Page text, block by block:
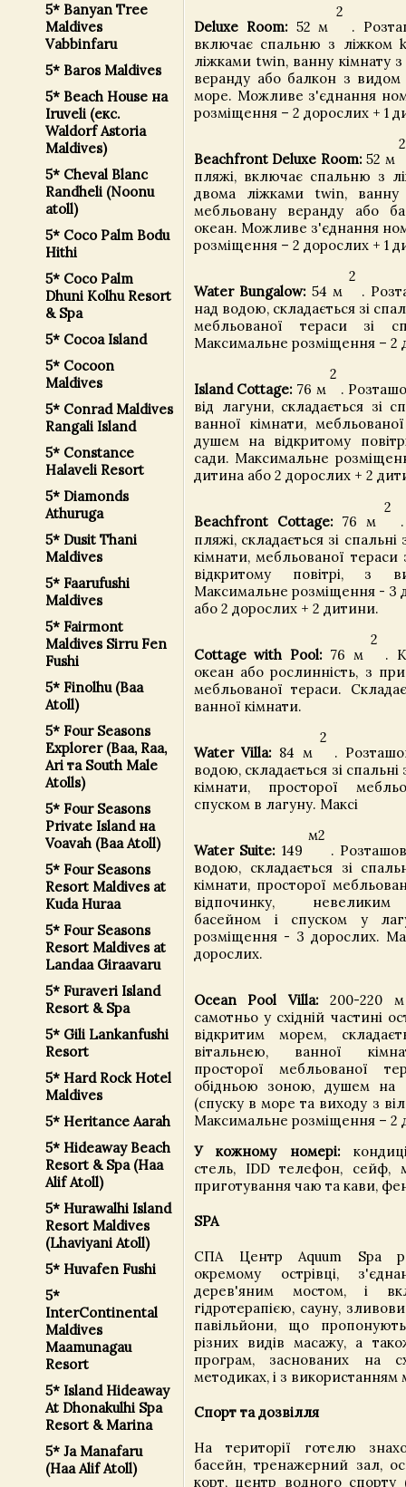
5* Banyan Tree
Maldives
Vabbinfaru
5* Baros Maldives
5* Beach House на
Iruveli (екс.
Waldorf Astoria
Maldives)
5* Cheval Blanc
Randheli (Noonu
atoll)
5* Coco Palm Bodu
Hithi
5* Coco Palm
Dhuni Kolhu Resort
& Spa
5* Cocoa Island
5* Cocoon
Maldives
5* Conrad Maldives
Rangali Island
5* Constance
Halaveli Resort
5* Diamonds
Athuruga
5* Dusit Thani
Maldives
5* Faarufushi
Maldives
5* Fairmont
Maldives Sirru Fen
Fushi
5* Finolhu (Baa
Atoll)
5* Four Seasons
Explorer (Baa, Raa,
Ari та South Male
Atolls)
5* Four Seasons
Private Island на
Voavah (Baa Atoll)
5* Four Seasons
Resort Maldives at
Kuda Huraa
5* Four Seasons
Resort Maldives at
Landaa Giraavaru
5* Furaveri Island
Resort & Spa
5* Gili Lankanfushi
Resort
5* Hard Rock Hotel
Maldives
5* Heritance Aarah
5* Hideaway Beach
Resort & Spa (Haa
Alif Atoll)
5* Hurawalhi Island
Resort Maldives
(Lhaviyani Atoll)
5* Huvafen Fushi
5*
InterContinental
Maldives
Maamunagau
Resort
5* Island Hideaway
At Dhonakulhi Spa
Resort & Marina
5* Ja Manafaru
(Haa Alif Atoll)
Deluxe Room:52 м
2
.
включає спальню з ліжком
ліжками twin, ванну кімнату
веранду або балкон з видом
море. Можливе з'єднання
розміщення – 2 дорослих + 1
Beachfront Deluxe Room:52 м
2
пляжі, включає спальню з
двома ліжками twin,
мебльовану веранду або
океан. Можливе з'єднання
розміщення – 2 дорослих + 1
Water Bungalow: 54 м
2
.
над водою, складається зі
мебльованої тераси зі
Максимальне розміщення – 2
Island Cottage: 76 м
2
.
від лагуни, складається зі
ванної кімнати,
душем на відкритому
сади. Максимальне
дитина або 2 дорослих + 2
Beachfront Cottage:76 м
2
пляжі, складається зі
кімнати, мебльованої
відкритому повітрі, з
Максимальне розміщення - 3
або 2 дорослих + 2 дитини.
Cottage with Pool:76 м
2
.
океан або рослинність, з
мебльованої тераси.
ванної кімнати.
Water Villa: 84 м
2
.
водою, складається зі
кімнати, просторої
спуском в лагуну. Максі
Water Suite: 149
м2
.
водою, складається зі
кімнати, просторої
відпочинку,
басейном і спуском у
розміщення - 3 дорослих.
дорослих.
Ocean Pool Villa:200-220
самотньо у східній частині
відкритим морем,
вітальнею, ванної
просторої мебльованої
обідньою зоною, душем на
(спуску в море та виходу з
Максимальне розміщення – 2
У кожному номері:
стель, IDD телефон, сейф,
приготування чаю та кави,
SPA
СПА Центр Aquum Spa
окремому острівці,
дерев'яним мостом, і
гідротерапією, сауну,
павільйони, що
різних видів масажу, а
програм, заснованих на
методиках, і з використанням
Спорт та дозвілля
На території готелю
басейн, тренажерний зал,
корт, центр водного спорту